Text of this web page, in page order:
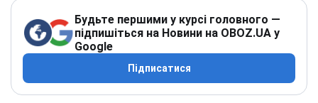
Будьте першими у курсі головного —
підпишіться на Новини на OBOZ.UA у
Google
Підписатися